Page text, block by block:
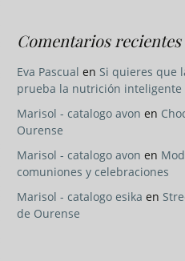
Comentarios recientes
Eva Pascual en Si quieres que
prueba la nutrición inteligente
Marisol - catalogo avon en
Ourense
Marisol - catalogo avon en
comuniones y celebraciones
Marisol - catalogo esika en
de Ourense